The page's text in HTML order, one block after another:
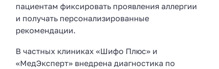
пациентам фиксировать проявления аллергии
и получать персонализированные
рекомендации.
В частных клиниках «Шифо Плюс» и
«МедЭксперт» внедрена диагностика по